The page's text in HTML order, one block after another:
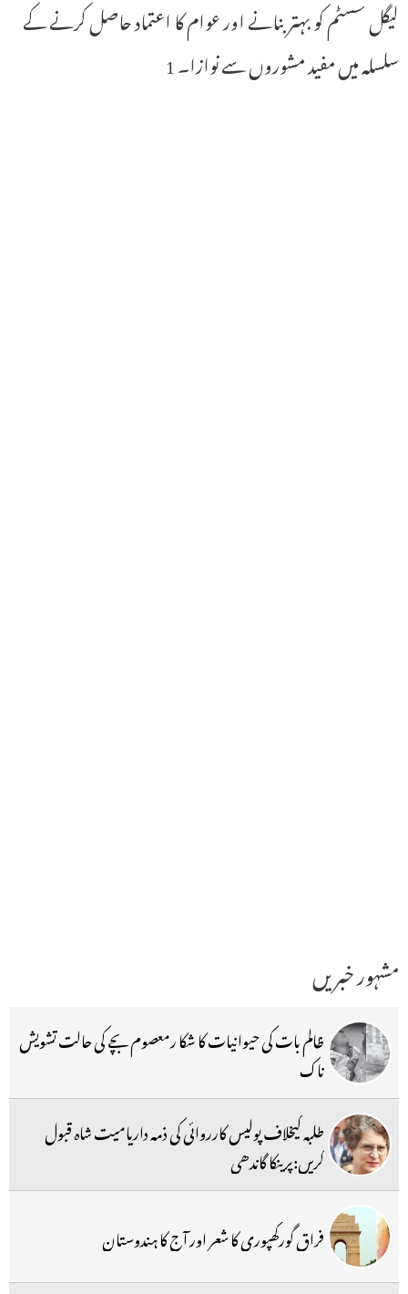
لیگل سسٹم کو بہتر بنانے اور عوام کا اعتماد حاصل کرنے کے
سلسلہ میں مفید مشوروں سے نوازا۔ 1
مشہور خبریں
ظالم بات کی حیوانیات کا شکا رمعصوم بچے کی حالت تشویش
ناک
طلبہ کیخلاف پولیس کارروائی کی ذمہ داریامیت شاہ قبول
کریں:پرینکا گاندھی
فراق گورکھپوری کا شعر اور آج کا ہندوستان